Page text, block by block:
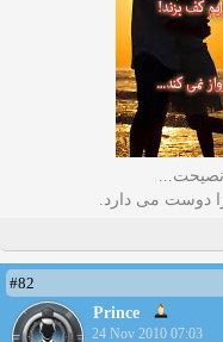
نصیحت...
دوست می دارد.
#82
Prince
24 Nov 2010 07:03